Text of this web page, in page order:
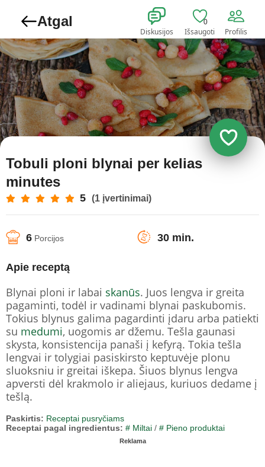
Atgal
Diskusijos
0
Išsaugoti Profilis
Tobuli ploni blynai per kelias
minutes
5 (1 įvertinimai)
6 Porcijos 30 min.
Apie receptą
Blynai ploni ir labai skanūs. Juos lengva ir greita
pagaminti, todėl ir vadinami blynai paskubomis.
Tokius blynus galima pagardinti įdaru arba patiekti
su medumi, uogomis ar džemu. Tešla gaunasi
skysta, konsistencija panaši į kefyrą. Tokia tešla
lengvai ir tolygiai pasiskirsto keptuvėje plonu
sluoksniu ir greitai iškepa. Šiuos blynus lengva
apversti dėl krakmolo ir aliejaus, kuriuos dedame į
tešlą.
Paskirtis: Receptai pusryčiams
Receptai pagal ingredientus: # Miltai / # Pieno produktai
Reklama